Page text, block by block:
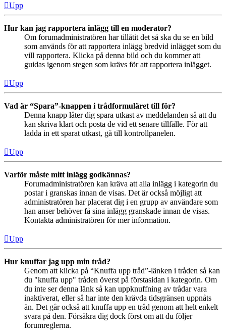
Upp
Hur kan jag rapportera inlägg till en moderator?
Om forumadministratören har tillåtit det så ska du se en bild
som används för att rapportera inlägg bredvid inlägget som du
vill rapportera. Klicka på denna bild och du kommer att
guidas igenom stegen som krävs för att rapportera inlägget.
Upp
Vad är “Spara”-knappen i trådformuläret till för?
Denna knapp låter dig spara utkast av meddelanden så att du
kan skriva klart och posta de vid ett senare tillfälle. För att
ladda in ett sparat utkast, gå till kontrollpanelen.
Upp
Varför måste mitt inlägg godkännas?
Forumadministratören kan kräva att alla inlägg i kategorin du
postar i granskas innan de visas. Det är också möjligt att
administratören har placerat dig i en grupp av användare som
han anser behöver få sina inlägg granskade innan de visas.
Kontakta administratören för mer information.
Upp
Hur knuffar jag upp min tråd?
Genom att klicka på “Knuffa upp tråd”-länken i tråden så kan
du "knuffa upp" tråden överst på förstasidan i kategorin. Om
du inte ser denna länk så kan uppknuffning av trådar vara
inaktiverat, eller så har inte den krävda tidsgränsen uppnåts
än. Det går också att knuffa upp en tråd genom att helt enkelt
svara på den. Försäkra dig dock först om att du följer
forumreglerna.